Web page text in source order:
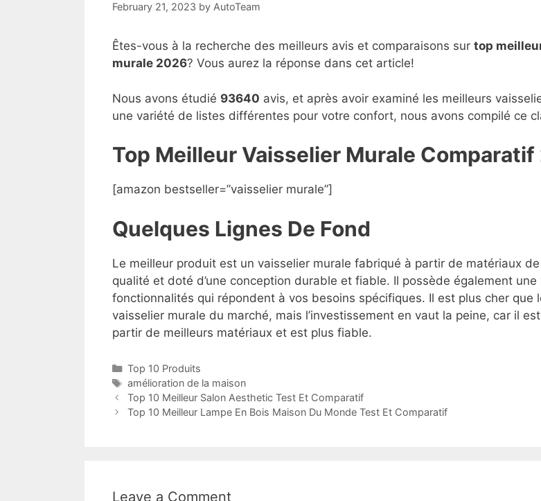
February 21, 2023 by AutoTeam
Êtes-vous à la recherche des meilleurs avis et comparaisons sur top
murale 2026? Vous aurez la réponse dans cet article!
Nous avons étudié 93640 avis, et après avoir examiné les meilleurs
une variété de listes différentes pour votre confort, nous avons compilé ce
Top Meilleur Vaisselier Murale Comparatif
[amazon bestseller=”vaisselier murale”]
Quelques Lignes De Fond
Le meilleur produit est un vaisselier murale fabriqué à partir de matériaux
qualité et doté d’une conception durable et fiable. Il possède également une
fonctionnalités qui répondent à vos besoins spécifiques. Il est plus cher que
vaisselier murale du marché, mais l’investissement en vaut la peine, car il
partir de meilleurs matériaux et est plus fiable.
Top 10 Produits
amélioration de la maison
Top 10 Meilleur Salon Aesthetic Test Et Comparatif
Top 10 Meilleur Lampe En Bois Maison Du Monde Test Et Comparatif
Leave a Comment